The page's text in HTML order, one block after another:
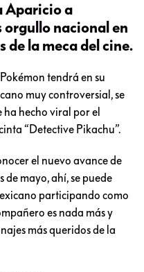
Aparicio a
orgullo nacional en
de la meca del cine.
tendrá en su
muy controversial, se
hecho viral por el
“Detective Pikachu”.
el nuevo avance de
de mayo, ahí, se puede
participando como
es nada más y
más queridos de la